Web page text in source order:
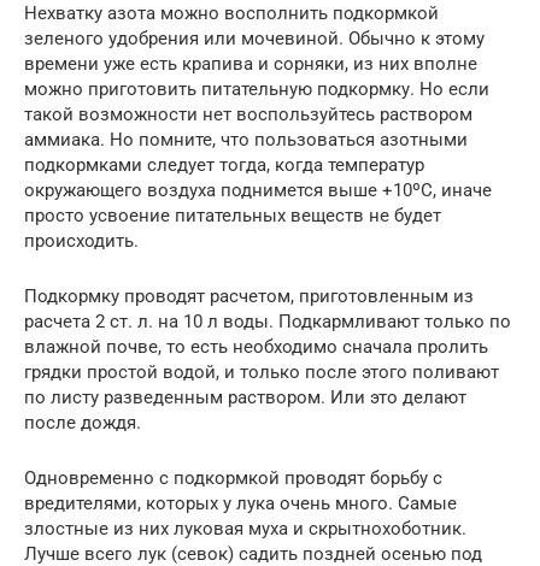
Нехватку азота можно восполнить подкормкой
зеленого удобрения или мочевиной. Обычно к этому
времени уже есть крапива и сорняки, из них вполне
можно приготовить питательную подкормку. Но если
такой возможности нет воспользуйтесь раствором
аммиака. Но помните, что пользоваться азотными
подкормками следует тогда, когда температур
окружающего воздуха поднимется выше +10ºС, иначе
просто усвоение питательных веществ не будет
происходить.
Подкормку проводят расчетом, приготовленным из
расчета 2 ст. л. на 10 л воды. Подкармливают только по
влажной почве, то есть необходимо сначала пролить
грядки простой водой, и только после этого поливают
по листу разведенным раствором. Или это делают
после дождя.
Одновременно с подкормкой проводят борьбу с
вредителями, которых у лука очень много. Самые
злостные из них луковая муха и скрытнохоботник.
Лучше всего лук (севок) садить поздней осенью под